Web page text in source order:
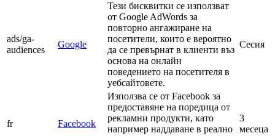
ads/ga-
audiences
Google
Тези бисквитки се използват
от Google AdWords за
повторно ангажиране на
посетители, които е вероятно
да се превърнат в клиенти въз
основа на онлайн
поведението на посетителя в
уебсайтовете.
Сесия
fr Facebook
Използва се от Facebook за
предоставяне на поредица от
рекламни продукти, като
например наддаване в реално
3
месеца